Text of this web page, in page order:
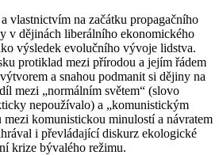
vlastnictvím na začátku propagačního
v dějinách liberálního ekonomického
výsledek evolučního vývoje lidstva.
protiklad mezi přírodou a jejím řádem
a snahou podmanit si dějiny na
mezi „normálním světem“ (slovo
nepoužívalo) a „komunistickým
mezi komunistickou minulostí a návratem
i převládající diskurz ekologické
krize bývalého režimu.